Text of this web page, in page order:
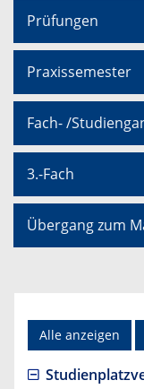
Prüfungen
Praxissemester
Fach- /
3.-Fach
Übergang zum
Alle anzeigen